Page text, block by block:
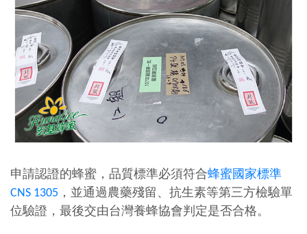
申請認證的蜂蜜，品質標準必須符合蜂蜜國家標準
CNS 1305 ，並通過農藥殘留、抗生素等第三方檢驗單
位驗證，最後交由台灣養蜂協會判定是否合格。